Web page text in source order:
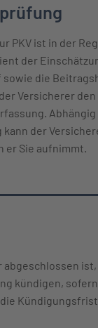
PKV ist in der
der
die
Versicherer
der
er Sie aufnimmt.
abgeschlossen ist,
kündigen,